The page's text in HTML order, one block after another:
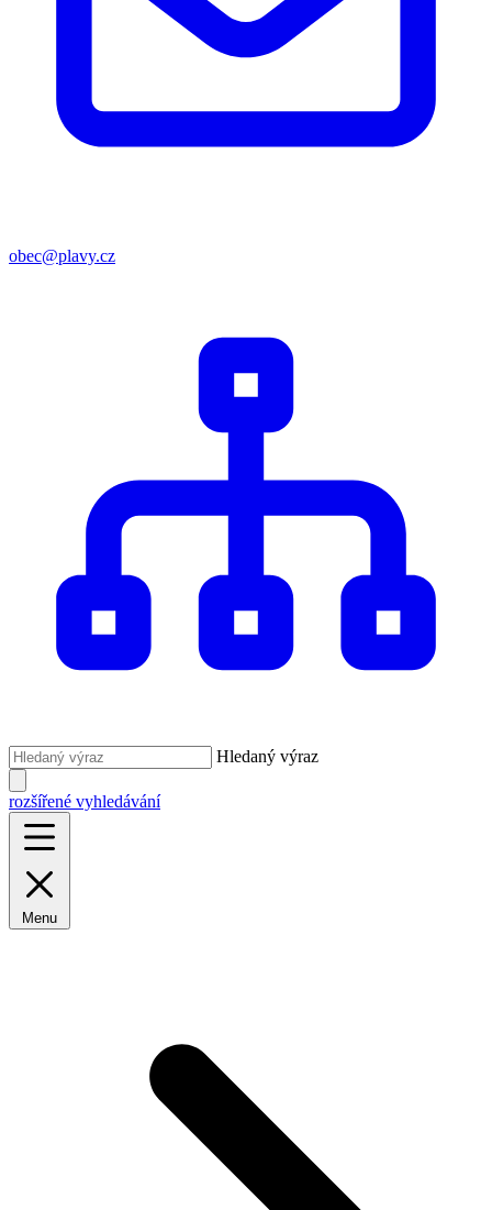
obec@plavy.cz
Hledaný výraz
rozšířené vyhledávání
Menu